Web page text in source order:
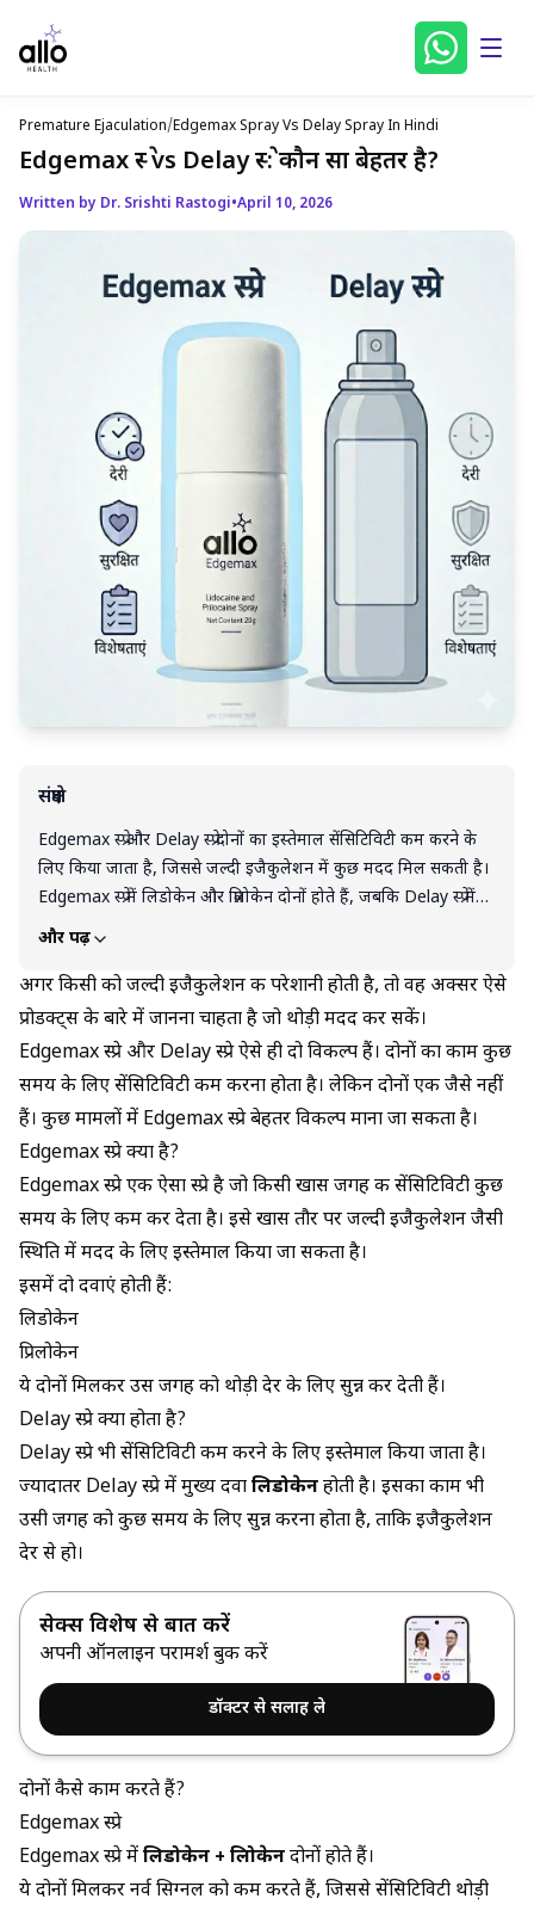
Premature Ejaculation/Edgemax Spray Vs Delay Spray In Hindi
Edgemax स्प्रे vs Delay स्प्रे: कौन सा बेहतर है?
Written by Dr. Srishti Rastogi•April 10, 2026
संक्षेप
Edgemax स्प्रे और Delay स्प्रे दोनों का इस्तेमाल सेंसिटिविटी कम करने के
लिए किया जाता है, जिससे जल्दी इजैकुलेशन में कुछ मदद मिल सकती है।
Edgemax स्प्रे में लिडोकेन और प्रिलोकेन दोनों होते हैं, जबकि Delay स्प्रे में
अक्सर सिर्फ लिडोकेन होता है। इसी वजह से कुछ लोगों को Edgemax का
व्यक्ति की जरूरत और शरीर की प्रतिक्रिया पर निर्भर करता है।
और पढ़ें
अगर किसी को जल्दी इजैकुलेशन की परेशानी होती है, तो वह अक्सर ऐसे
प्रोडक्ट्स के बारे में जानना चाहता है जो थोड़ी मदद कर सकें।
Edgemax स्प्रे और Delay स्प्रे ऐसे ही दो विकल्प हैं। दोनों का काम कुछ
समय के लिए सेंसिटिविटी कम करना होता है। लेकिन दोनों एक जैसे नहीं
हैं। कुछ मामलों में Edgemax स्प्रे बेहतर विकल्प माना जा सकता है।
Edgemax स्प्रे क्या है?
Edgemax स्प्रे एक ऐसा स्प्रे है जो किसी खास जगह की सेंसिटिविटी कुछ
समय के लिए कम कर देता है। इसे खास तौर पर जल्दी इजैकुलेशन जैसी
स्थिति में मदद के लिए इस्तेमाल किया जा सकता है।
इसमें दो दवाएं होती हैं:
लिडोकेन
प्रिलोकेन
ये दोनों मिलकर उस जगह को थोड़ी देर के लिए सुन्न कर देती हैं।
Delay स्प्रे क्या होता है?
Delay स्प्रे भी सेंसिटिविटी कम करने के लिए इस्तेमाल किया जाता है।
ज्यादातर Delay स्प्रे में मुख्य दवालिडोकेनहोती है। इसका काम भी
उसी जगह को कुछ समय के लिए सुन्न करना होता है, ताकि इजैकुलेशन
देर से हो।
सेक्स विशेषज्ञ से बात करें
अपनी ऑनलाइन परामर्श बुक करें
डॉक्टर से सलाह ले
दोनों कैसे काम करते हैं?
Edgemax स्प्रे
Edgemax स्प्रे मेंलिडोकेन + प्रिलोकेनदोनों होते हैं।
ये दोनों मिलकर नर्व सिग्नल को कम करते हैं, जिससे सेंसिटिविटी थोड़ी